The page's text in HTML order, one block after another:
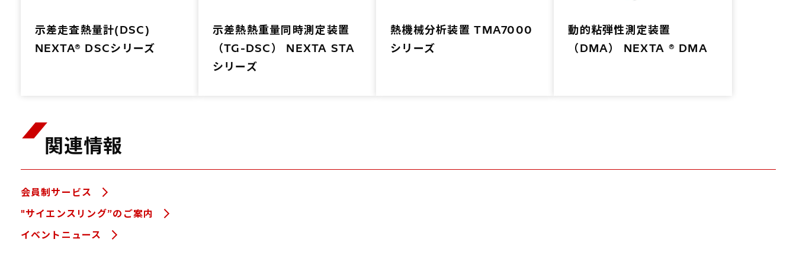
示差走査熱量計(DSC)
NEXTA® DSCシリーズ
示差熱熱重量同時測定装置
（TG-DSC） NEXTA STA
シリーズ
熱機械分析装置 TMA7000
シリーズ
動的粘弾性測定装置
（DMA） NEXTA ® DMA
関連情報
会員制サービス
"サイエンスリング”のご案内
イベントニュース